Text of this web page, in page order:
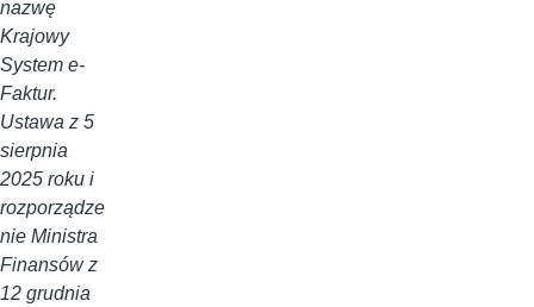
nazwę
Krajowy
System e-
Faktur.
Ustawa z 5
sierpnia
2025 roku i
rozporządze
nie Ministra
Finansów z
12 grudnia